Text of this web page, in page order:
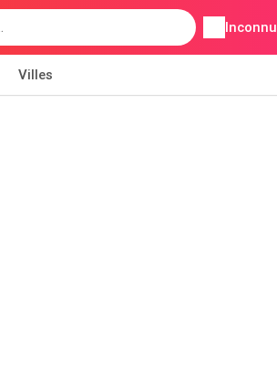
Inconnu
Villes